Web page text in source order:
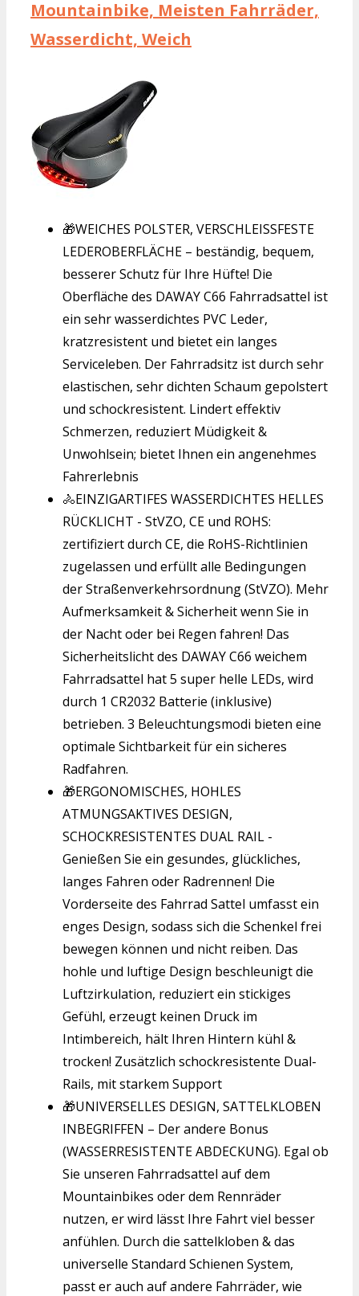
Mountainbike, Meisten Fahrräder,
Wasserdicht, Weich
🎁WEICHES POLSTER, VERSCHLEISSFESTE
LEDEROBERFLÄCHE – beständig, bequem,
besserer Schutz für Ihre Hüfte! Die
Oberfläche des DAWAY C66 Fahrradsattel ist
ein sehr wasserdichtes PVC Leder,
kratzresistent und bietet ein langes
Serviceleben. Der Fahrradsitz ist durch sehr
elastischen, sehr dichten Schaum gepolstert
und schockresistent. Lindert effektiv
Schmerzen, reduziert Müdigkeit &
Unwohlsein; bietet Ihnen ein angenehmes
Fahrerlebnis
🚴EINZIGARTIFES WASSERDICHTES HELLES
RÜCKLICHT - StVZO, CE und ROHS:
zertifiziert durch CE, die RoHS-Richtlinien
zugelassen und erfüllt alle Bedingungen
der Straßenverkehrsordnung (StVZO). Mehr
Aufmerksamkeit & Sicherheit wenn Sie in
der Nacht oder bei Regen fahren! Das
Sicherheitslicht des DAWAY C66 weichem
Fahrradsattel hat 5 super helle LEDs, wird
durch 1 CR2032 Batterie (inklusive)
betrieben. 3 Beleuchtungsmodi bieten eine
optimale Sichtbarkeit für ein sicheres
Radfahren.
🎁ERGONOMISCHES, HOHLES
ATMUNGSAKTIVES DESIGN,
SCHOCKRESISTENTES DUAL RAIL -
Genießen Sie ein gesundes, glückliches,
langes Fahren oder Radrennen! Die
Vorderseite des Fahrrad Sattel umfasst ein
enges Design, sodass sich die Schenkel frei
bewegen können und nicht reiben. Das
hohle und luftige Design beschleunigt die
Luftzirkulation, reduziert ein stickiges
Gefühl, erzeugt keinen Druck im
Intimbereich, hält Ihren Hintern kühl &
trocken! Zusätzlich schockresistente Dual-
Rails, mit starkem Support
🎁UNIVERSELLES DESIGN, SATTELKLOBEN
INBEGRIFFEN – Der andere Bonus
(WASSERRESISTENTE ABDECKUNG). Egal ob
Sie unseren Fahrradsattel auf dem
Mountainbikes oder dem Rennräder
nutzen, er wird lässt Ihre Fahrt viel besser
anfühlen. Durch die sattelkloben & das
universelle Standard Schienen System,
passt er auch auf andere Fahrräder, wie